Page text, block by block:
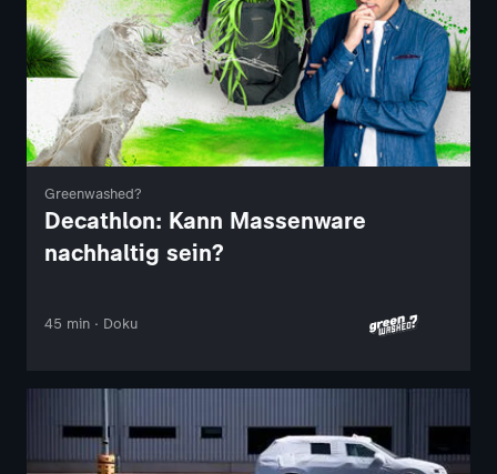
Greenwashed?
Decathlon: Kann Massenware
nachhaltig sein?
45 min · Doku